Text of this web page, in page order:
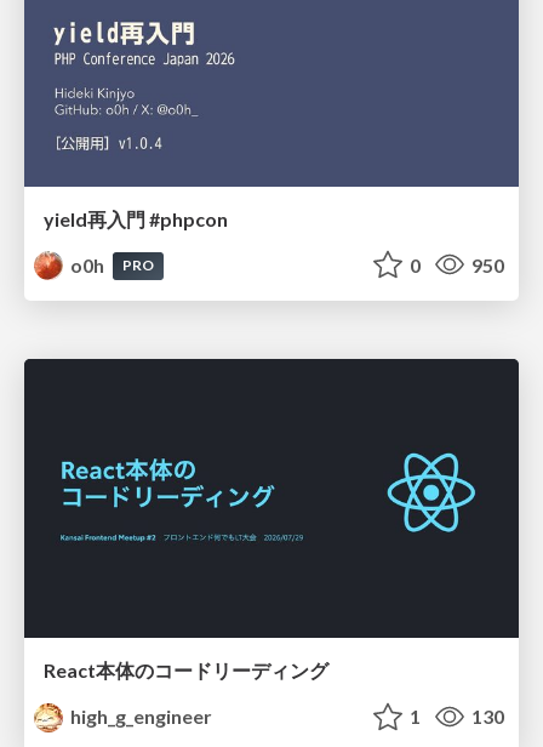
yield再入門 #phpcon
o0h
PRO 0 950
React本体のコードリーディング
high_g_engineer
1 130